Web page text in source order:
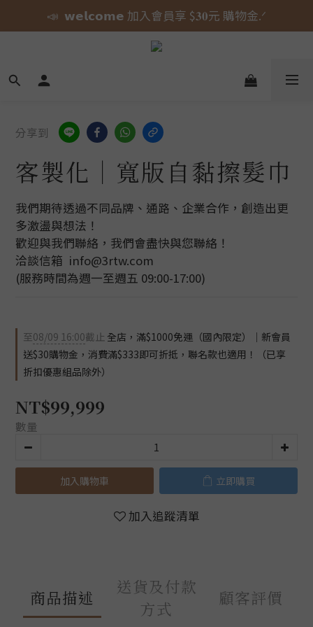
🎀 蝴蝶結貓貓的大人系日常 新上市⋆˚𝜗𝜚˚⋆
📣  𝘄𝗲𝗹𝗰𝗼𝗺𝗲 加入會員享 $𝟑𝟎元 購物金.ᐟ
⚠️ 授權即將到期｜威嗝高校 自黏收納巾 現貨倒數中.ᐟ
🎀 蝴蝶結貓貓的大人系日常 新上市⋆˚𝜗𝜚˚⋆
分享到
客製化｜寬版自黏擦髮巾
我們期待透過不同品牌、通路、企業合作，創造出更
多激盪與想法！
歡迎與我們聯絡，我們會盡快與您聯絡！
洽談信箱  info@3rtw.com
(服務時間為週一至週五 09:00-17:00)
至08/09 16:00截止 全店，滿$1000免運（國內限定）｜新會員
送$30購物金，消費滿$333即可折抵，聯名款也適用！（已享
折扣優惠組品除外）
NT$99,999
數量
加入購物車 立即購買
加入追蹤清單
商品描述
送貨及付款
方式
顧客評價